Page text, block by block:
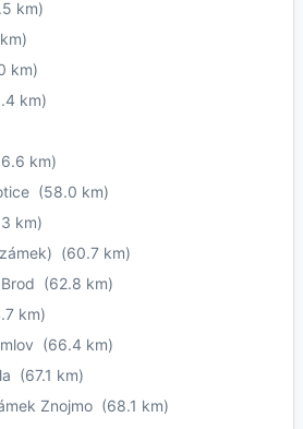
km)
km)
km)
km)
(58.0 km)
km)
(60.7 km)
(62.8 km)
km)
(66.4 km)
(67.1 km)
Znojmo (68.1 km)